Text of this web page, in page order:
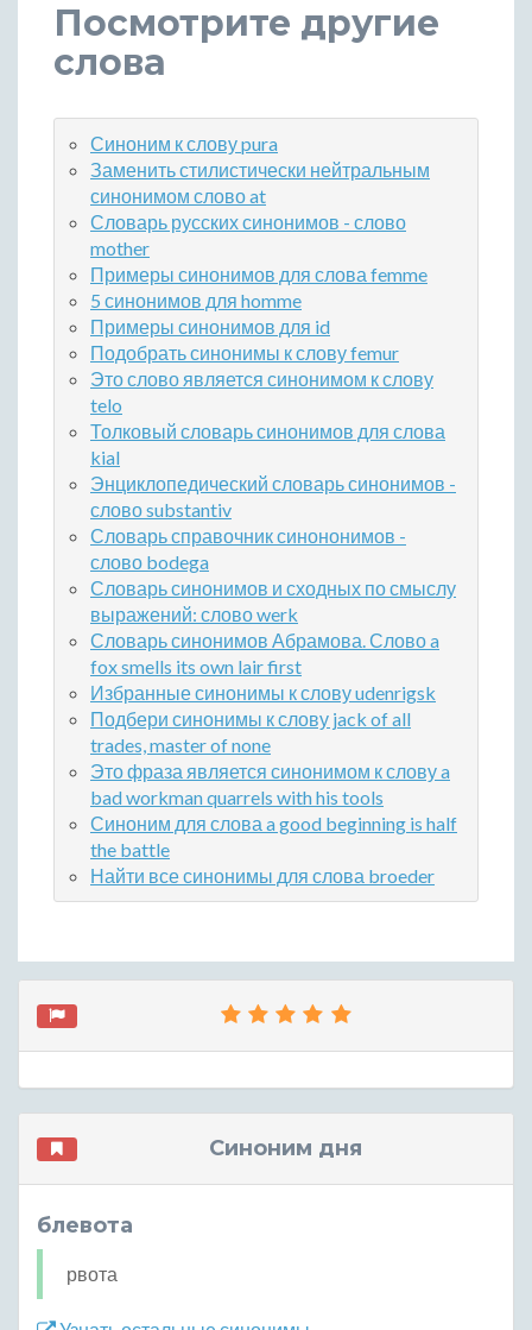
Посмотрите другие
слова
Синоним к слову pura
Заменить стилистически нейтральным
синонимом слово at
Словарь русских синонимов - слово
mother
Примеры синонимов для слова femme
5 синонимов для homme
Примеры синонимов для id
Подобрать синонимы к слову femur
Это слово является синонимом к слову
telo
Толковый словарь синонимов для слова
kial
Энциклопедический словарь синонимов -
слово substantiv
Словарь справочник синононимов -
слово bodega
Словарь синонимов и сходных по смыслу
выражений: слово werk
Словарь синонимов Абрамова. Слово a
fox smells its own lair first
Избранные синонимы к слову udenrigsk
Подбери синонимы к слову jack of all
trades, master of none
Это фраза является синонимом к слову a
bad workman quarrels with his tools
Синоним для слова a good beginning is half
the battle
Найти все синонимы для слова broeder
Синоним дня
блевота
рвота